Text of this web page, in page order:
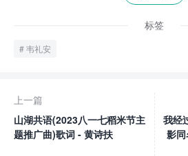
标签
韦礼安
上一篇
山湖共语(2023八一七稻米节主
题推广曲)歌词 - 黄诗扶
我经
影